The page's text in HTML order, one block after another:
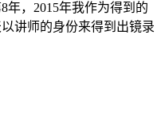
年，2015年我作为得到的
讲师的身份来得到出镜录